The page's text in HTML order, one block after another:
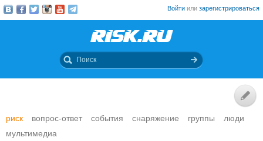
Войти или зарегистрироваться
риск вопрос-ответ события снаряжение группы
люди
мультимедиа